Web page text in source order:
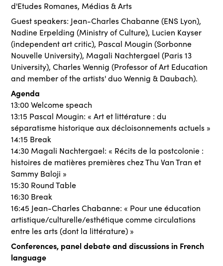
d'Etudes Romanes, Médias & Arts
Guest speakers: Jean-Charles Chabanne (ENS Lyon),
Nadine Erpelding (Ministry of Culture), Lucien Kayser
(independent art critic), Pascal Mougin (Sorbonne
Nouvelle University), Magali Nachtergael (Paris 13
University), Charles Wennig (Professor of Art Education
and member of the artists' duo Wennig & Daubach).
Agenda
13:00 Welcome speach
13:15 Pascal Mougin: « Art et littérature : du
séparatisme historique aux décloisonnements actuels »
14:15 Break
14:30 Magali Nachtergael: « Récits de la postcolonie :
histoires de matières premières chez Thu Van Tran et
Sammy Baloji »
15:30 Round Table
16:30 Break
16:45 Jean-Charles Chabanne: « Pour une éducation
artistique/culturelle/esthétique comme circulations
entre les arts (dont la littérature) »
Conferences, panel debate and discussions in French
language